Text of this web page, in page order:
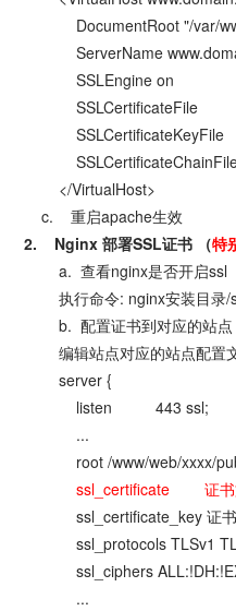
DocumentRoot "/var/
ServerName
SSLEngine on
SSLCertificateFile 证
SSLCertificateKeyFile
SSLCertificateChainFile
</VirtualHost>
c. 重启apache生效
2. Nginx 部署SSL证书 （特
a. 查看nginx是否开启ssl
执行命令: nginx安装目录/
b. 配置证书到对应的站点
编辑站点对应的站点配置
server {
listen 443 ssl;
...
root /www/web/xxxx/
ssl_certificate 证书文件
ssl_certificate_key 证书
ssl_protocols TLSv1
ssl_ciphers
...